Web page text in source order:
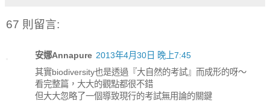
67 則留言:
安娜Annapure 2013年4月30日 晚上7:45
其實biodiversity也是透過『大自然的考試』而成形的呀～
看完整篇，大大的觀點都很不錯
但大大忽略了一個導致現行的考試無用論的關鍵